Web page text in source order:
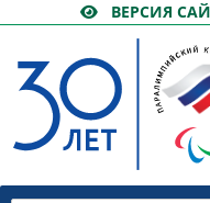
ВЕРСИЯ